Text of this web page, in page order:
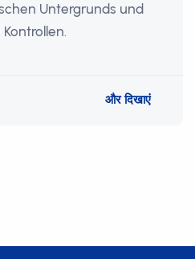
Untergrunds und
और दिखाएं